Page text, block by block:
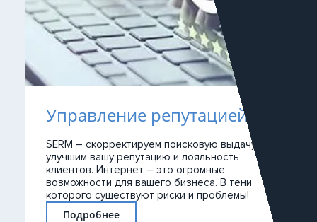
Управление репутацией
SERM – скорректируем поисковую выдачу,
улучшим вашу репутацию и лояльность
клиентов. Интернет – это огромные
возможности для вашего бизнеса. В тени
которого существуют риски и проблемы!
Подробнее